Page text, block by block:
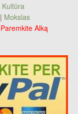
Kultūra
| Mokslas
Paremkite Alką